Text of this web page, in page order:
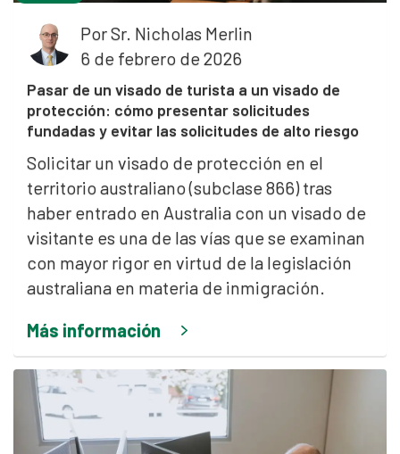
PorSr. Nicholas Merlin
6 de febrero de 2026
Pasar de un visado de turista a un visado de
protección: cómo presentar solicitudes
fundadas y evitar las solicitudes de alto riesgo
Solicitar un visado de protección en el
territorio australiano (subclase 866) tras
haber entrado en Australia con un visado de
visitante es una de las vías que se examinan
con mayor rigor en virtud de la legislación
australiana en materia de inmigración.
Más información